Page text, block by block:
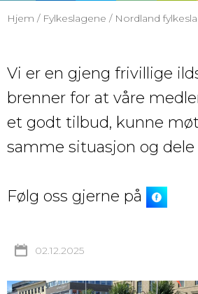
Hjem / Fylkeslagene / Nordland
Vi er en gjeng frivillige
brenner for at våre
et godt tilbud, kunne
samme situasjon og dele
Følg oss gjerne på
02.12.2025